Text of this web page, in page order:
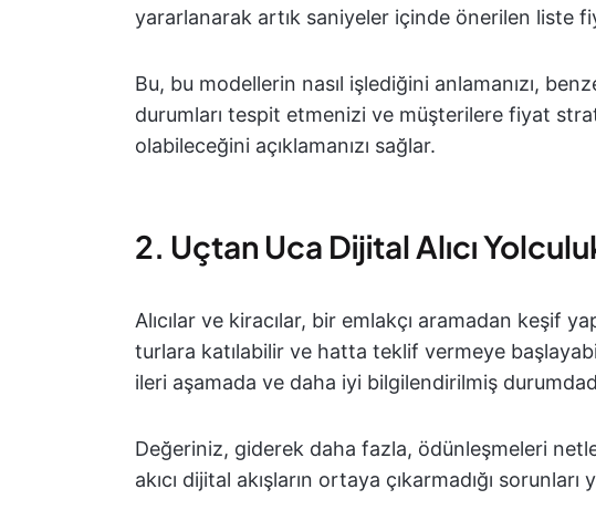
yararlanarak artık saniyeler içinde önerilen liste
Bu, bu modellerin nasıl işlediğini anlamanızı,
durumları tespit etmenizi ve müşterilere fiyat
olabileceğini açıklamanızı sağlar.
2. Uçtan Uca Dijital Alıcı
Alıcılar ve kiracılar, bir emlakçı aramadan keşif
turlara katılabilir ve hatta teklif vermeye
ileri aşamada ve daha iyi bilgilendirilmiş
Değeriniz, giderek daha fazla, ödünleşmeleri
akıcı dijital akışların ortaya çıkarmadığı